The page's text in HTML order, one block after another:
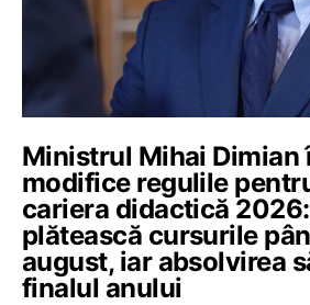
Ministrul Mihai Dimian
modifice regulile
cariera didactică
plătească cursurile
august, iar absolvirea
finalul anului